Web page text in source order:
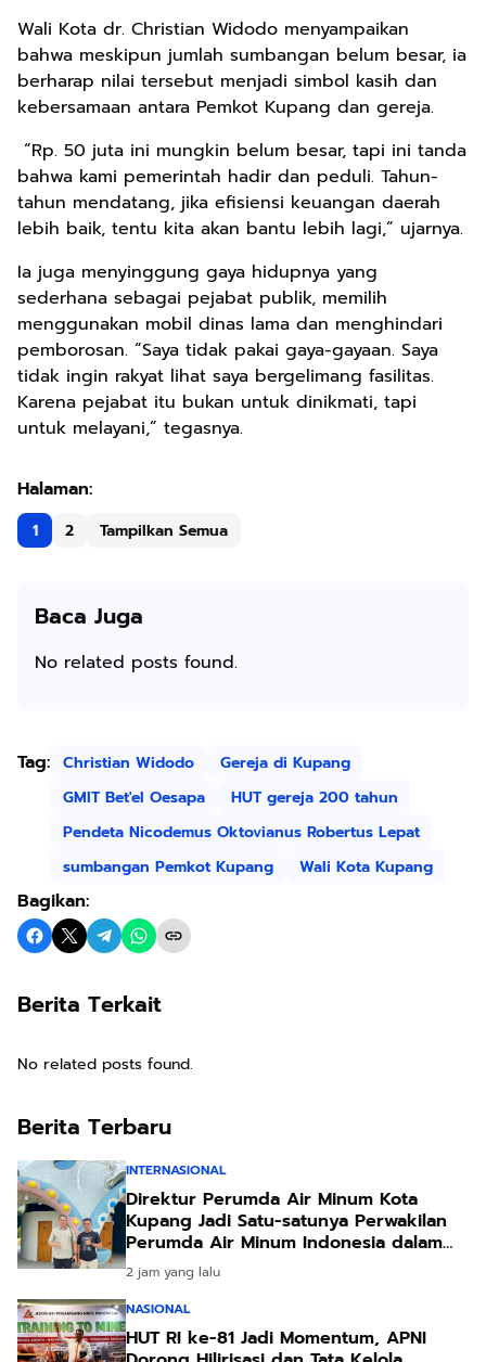
Wali Kota dr. Christian Widodo menyampaikan
bahwa meskipun jumlah sumbangan belum besar, ia
berharap nilai tersebut menjadi simbol kasih dan
kebersamaan antara Pemkot Kupang dan gereja.
“Rp. 50 juta ini mungkin belum besar, tapi ini tanda
bahwa kami pemerintah hadir dan peduli. Tahun-
tahun mendatang, jika efisiensi keuangan daerah
lebih baik, tentu kita akan bantu lebih lagi,” ujarnya.
Ia juga menyinggung gaya hidupnya yang
sederhana sebagai pejabat publik, memilih
menggunakan mobil dinas lama dan menghindari
pemborosan. “Saya tidak pakai gaya-gayaan. Saya
tidak ingin rakyat lihat saya bergelimang fasilitas.
Karena pejabat itu bukan untuk dinikmati, tapi
untuk melayani,” tegasnya.
1 2 Tampilkan Semua
Baca Juga
No related posts found.
Tag: Christian Widodo
Gereja di Kupang
GMIT Bet'el Oesapa
HUT gereja 200 tahun
Pendeta Nicodemus Oktovianus Robertus Lepat
sumbangan Pemkot Kupang
Wali Kota Kupang
Bagikan:
Berita Terkait
No related posts found.
Berita Terbaru
INTERNASIONAL
Direktur Perumda Air Minum Kota
Kupang Jadi Satu-satunya Perwakilan
Perumda Air Minum Indonesia dalam
Forum Teknologi Lingkungan di Taiwan
2 jam yang lalu
NASIONAL
HUT RI ke-81 Jadi Momentum, APNI